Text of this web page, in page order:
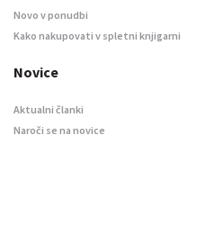
Novo v ponudbi
Kako nakupovati v spletni knjigarni
Novice
Aktualni članki
Naroči se na novice